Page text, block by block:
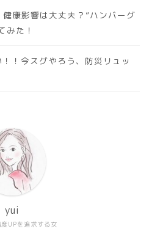
康影響は大丈夫？”ハンバーグ
みた！
！今スグやろう、防災リュッ
UPを追求する女
yui